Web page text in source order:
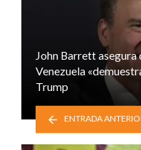
John Barrett
Venezuela
Trump
ENTRADA